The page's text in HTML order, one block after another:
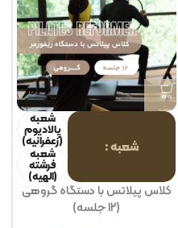
شعبه
شعبه
پالادیوم
(زعفرانیه)
شعبه
فرشته
(الهیه)
کلاس پیلاتس با دستگاه گروهی
(12 جلسه)